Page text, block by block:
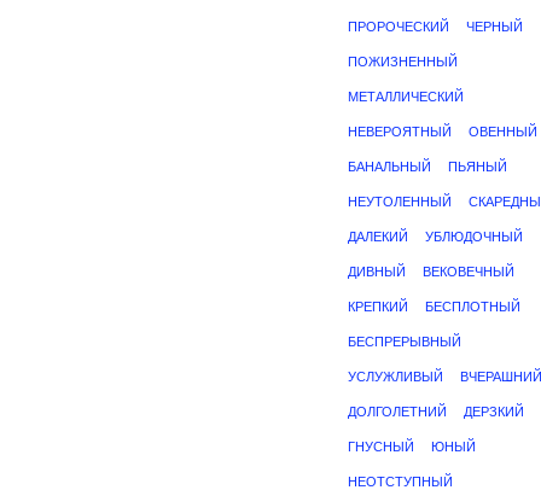
ПРОРОЧЕСКИЙ ЧЕРНЫЙ
ПОЖИЗНЕННЫЙ
МЕТАЛЛИЧЕСКИЙ
НЕВЕРОЯТНЫЙ ОВЕННЫЙ
БАНАЛЬНЫЙ ПЬЯНЫЙ
НЕУТОЛЕННЫЙ
ДАЛЕКИЙ УБЛЮДОЧНЫЙ
ДИВНЫЙ ВЕКОВЕЧНЫЙ
КРЕПКИЙ БЕСПЛОТНЫЙ
БЕСПРЕРЫВНЫЙ
УСЛУЖЛИВЫЙ ВЧЕРАШНИЙ
ДОЛГОЛЕТНИЙ ДЕРЗКИЙ
ГНУСНЫЙ ЮНЫЙ
НЕОТСТУПНЫЙ